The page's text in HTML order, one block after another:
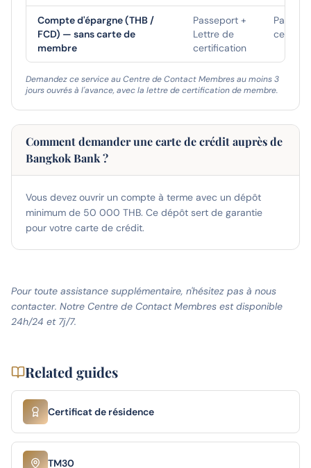
Compte d'épargne (THB /
FCD) — sans carte de
membre
Passeport +
Lettre de
certification
Demandez ce service au Centre de Contact Membres au moins 3
jours ouvrés à l'avance, avec la lettre de certification de membre.
Comment demander une carte de crédit auprès de
Bangkok Bank ?
Vous devez ouvrir un compte à terme avec un dépôt
minimum de 50 000 THB. Ce dépôt sert de garantie
pour votre carte de crédit.
Pour toute assistance supplémentaire, n'hésitez pas à nous
contacter. Notre Centre de Contact Membres est disponible
24h/24 et 7j/7.
Related guides
Certificat de résidence
TM30